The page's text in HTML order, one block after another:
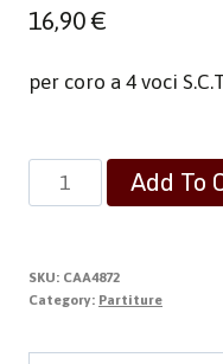
16,90€
per coro a 4 voci
Miserere
mei
(a
cappella)
Add To
SKU: CAA4872
Category: Partiture